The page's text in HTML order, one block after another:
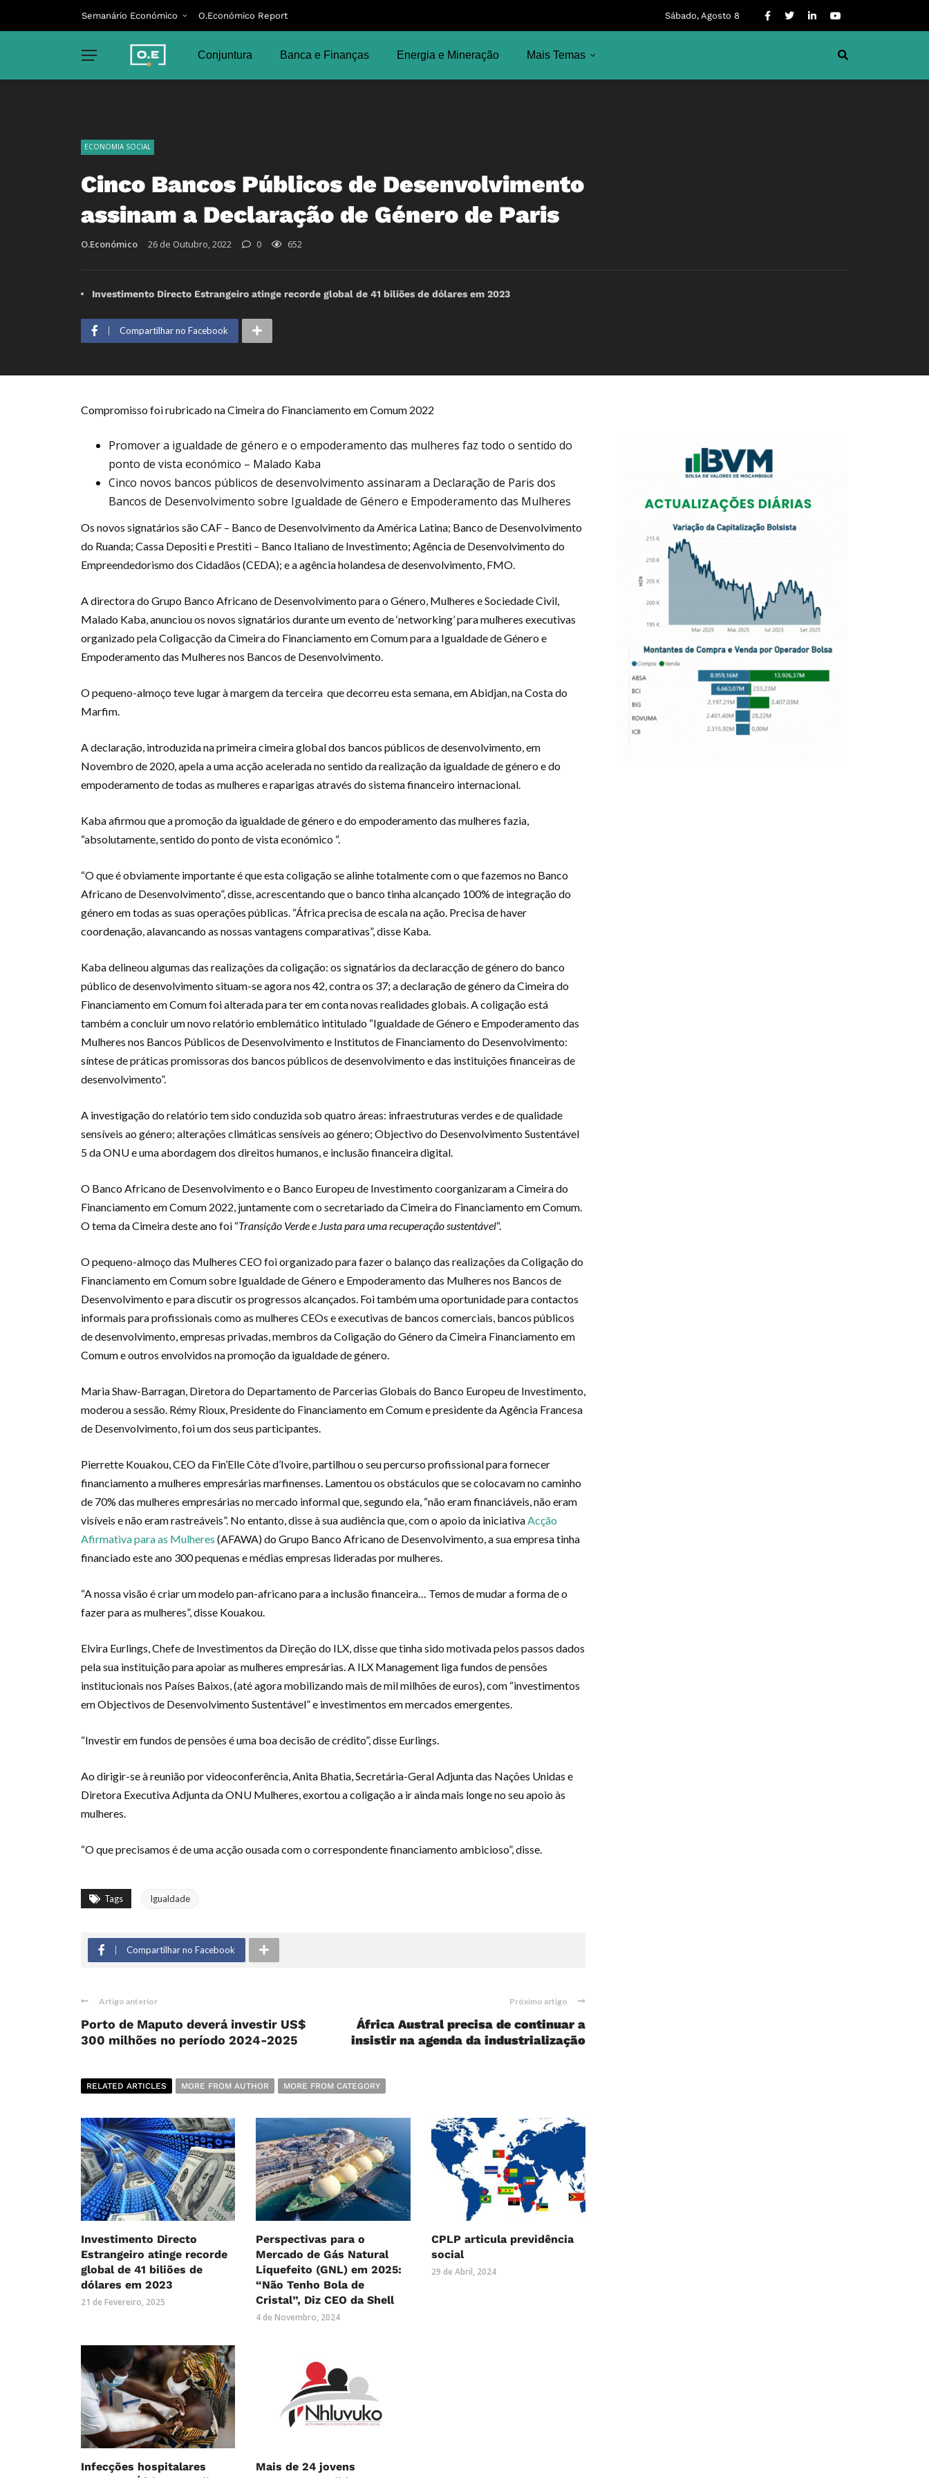
Semanário Económico O.Económico Report Sábado, Agosto 8
Conjuntura Banca e Finanças Energia e Mineração Mais Temas
ECONOMIA SOCIAL
Cinco Bancos Públicos de Desenvolvimento
assinam a Declaração de Género de Paris
O.Económico 26 de Outubro, 2022 0 652
Investimento Directo Estrangeiro atinge recorde global de 41 biliões de dólares em 2023
Compartilhar no Facebook
Compromisso foi rubricado na Cimeira do Financiamento em Comum 2022
Promover a igualdade de género e o empoderamento das mulheres faz todo o sentido do
ponto de vista económico – Malado Kaba
Cinco novos bancos públicos de desenvolvimento assinaram a Declaração de Paris dos
Bancos de Desenvolvimento sobre Igualdade de Género e Empoderamento das Mulheres
Os novos signatários são CAF – Banco de Desenvolvimento da América Latina; Banco de Desenvolvimento
do Ruanda; Cassa Depositi e Prestiti – Banco Italiano de Investimento; Agência de Desenvolvimento do
Empreendedorismo dos Cidadãos (CEDA); e a agência holandesa de desenvolvimento, FMO.
A directora do Grupo Banco Africano de Desenvolvimento para o Género, Mulheres e Sociedade Civil,
Malado Kaba, anunciou os novos signatários durante um evento de ‘networking’ para mulheres executivas
organizado pela Coligacção da Cimeira do Financiamento em Comum para a Igualdade de Género e
Empoderamento das Mulheres nos Bancos de Desenvolvimento.
O pequeno-almoço teve lugar à margem da terceira que decorreu esta semana, em Abidjan, na Costa do
Marfim.
A declaração, introduzida na primeira cimeira global dos bancos públicos de desenvolvimento, em
Novembro de 2020, apela a uma acção acelerada no sentido da realização da igualdade de género e do
empoderamento de todas as mulheres e raparigas através do sistema financeiro internacional.
Kaba afirmou que a promoção da igualdade de género e do empoderamento das mulheres fazia,
“absolutamente, sentido do ponto de vista económico “.
“O que é obviamente importante é que esta coligação se alinhe totalmente com o que fazemos no Banco
Africano de Desenvolvimento”, disse, acrescentando que o banco tinha alcançado 100% de integração do
género em todas as suas operações públicas. “África precisa de escala na ação. Precisa de haver
coordenação, alavancando as nossas vantagens comparativas”, disse Kaba.
Kaba delineou algumas das realizações da coligação: os signatários da declaracção de género do banco
público de desenvolvimento situam-se agora nos 42, contra os 37; a declaração de género da Cimeira do
Financiamento em Comum foi alterada para ter em conta novas realidades globais. A coligação está
também a concluir um novo relatório emblemático intitulado “Igualdade de Género e Empoderamento das
Mulheres nos Bancos Públicos de Desenvolvimento e Institutos de Financiamento do Desenvolvimento:
síntese de práticas promissoras dos bancos públicos de desenvolvimento e das instituições financeiras de
desenvolvimento”.
A investigação do relatório tem sido conduzida sob quatro áreas: infraestruturas verdes e de qualidade
sensíveis ao género; alterações climáticas sensíveis ao género; Objectivo do Desenvolvimento Sustentável
5 da ONU e uma abordagem dos direitos humanos, e inclusão financeira digital.
O Banco Africano de Desenvolvimento e o Banco Europeu de Investimento coorganizaram a Cimeira do
Financiamento em Comum 2022, juntamente com o secretariado da Cimeira do Financiamento em Comum.
O tema da Cimeira deste ano foi “Transição Verde e Justa para uma recuperação sustentável“.
O pequeno-almoço das Mulheres CEO foi organizado para fazer o balanço das realizações da Coligação do
Financiamento em Comum sobre Igualdade de Género e Empoderamento das Mulheres nos Bancos de
Desenvolvimento e para discutir os progressos alcançados. Foi também uma oportunidade para contactos
informais para profissionais como as mulheres CEOs e executivas de bancos comerciais, bancos públicos
de desenvolvimento, empresas privadas, membros da Coligação do Género da Cimeira Financiamento em
Comum e outros envolvidos na promoção da igualdade de género.
Maria Shaw-Barragan, Diretora do Departamento de Parcerias Globais do Banco Europeu de Investimento,
moderou a sessão. Rémy Rioux, Presidente do Financiamento em Comum e presidente da Agência Francesa
de Desenvolvimento, foi um dos seus participantes.
Pierrette Kouakou, CEO da Fin’Elle Côte d’Ivoire, partilhou o seu percurso profissional para fornecer
financiamento a mulheres empresárias marfinenses. Lamentou os obstáculos que se colocavam no caminho
de 70% das mulheres empresárias no mercado informal que, segundo ela, “não eram financiáveis, não eram
visíveis e não eram rastreáveis”. No entanto, disse à sua audiência que, com o apoio da iniciativaAcção
Afirmativa para as Mulheres (AFAWA) do Grupo Banco Africano de Desenvolvimento, a sua empresa tinha
financiado este ano 300 pequenas e médias empresas lideradas por mulheres.
“A nossa visão é criar um modelo pan-africano para a inclusão financeira… Temos de mudar a forma de o
fazer para as mulheres”, disse Kouakou.
Elvira Eurlings, Chefe de Investimentos da Direção do ILX, disse que tinha sido motivada pelos passos dados
pela sua instituição para apoiar as mulheres empresárias. A ILX Management liga fundos de pensões
institucionais nos Países Baixos, (até agora mobilizando mais de mil milhões de euros), com “investimentos
em Objectivos de Desenvolvimento Sustentável” e investimentos em mercados emergentes.
“Investir em fundos de pensões é uma boa decisão de crédito”, disse Eurlings.
Ao dirigir-se à reunião por videoconferência, Anita Bhatia, Secretária-Geral Adjunta das Nações Unidas e
Diretora Executiva Adjunta da ONU Mulheres, exortou a coligação a ir ainda mais longe no seu apoio às
mulheres.
“O que precisamos é de uma acção ousada com o correspondente financiamento ambicioso”, disse.
Tags Igualdade
Compartilhar no Facebook
Artigo anterior
Porto de Maputo deverá investir US$
300 milhões no período 2024-2025
Próximo artigo
África Austral precisa de continuar a
insistir na agenda da industrialização
RELATED ARTICLES MORE FROM AUTHOR MORE FROM CATEGORY
Investimento Directo
Estrangeiro atinge recorde
global de 41 biliões de
dólares em 2023
21 de Fevereiro, 2025
Perspectivas para o
Mercado de Gás Natural
Liquefeito (GNL) em 2025:
“Não Tenho Bola de
Cristal”, Diz CEO da Shell
4 de Novembro, 2024
CPLP articula previdência
social
29 de Abril, 2024
Infecções hospitalares
Mais de 24 jovens